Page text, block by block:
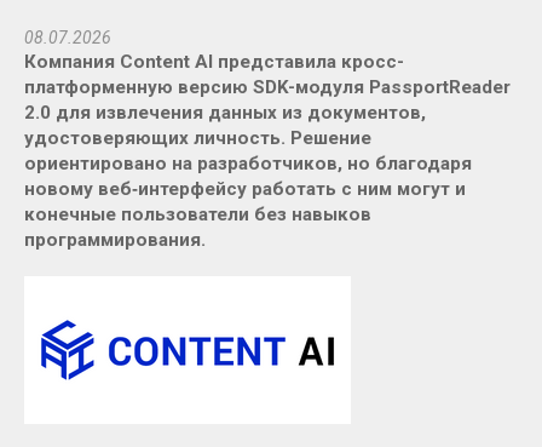
08.07.2026
Компания Content AI представила кросс-
платформенную версию SDK-модуля PassportReader
2.0 для извлечения данных из документов,
удостоверяющих личность. Решение
ориентировано на разработчиков, но благодаря
новому веб‑интерфейсу работать с ним могут и
конечные пользователи без навыков
программирования.